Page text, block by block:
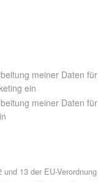
meiner Daten für
ein
meiner Daten für
13 der EU-Verordnung